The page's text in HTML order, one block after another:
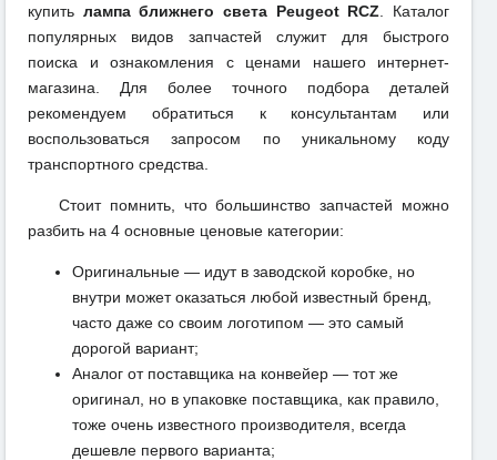
купить лампа ближнего света Peugeot RCZ . Каталог
популярных видов запчастей служит для быстрого
поиска и ознакомления с ценами нашего интернет-
магазина. Для более точного подбора деталей
рекомендуем обратиться к консультантам или
воспользоваться запросом по уникальному коду
транспортного средства.
Стоит помнить, что большинство запчастей можно
разбить на 4 основные ценовые категории:
Оригинальные — идут в заводской коробке, но
внутри может оказаться любой известный бренд,
часто даже со своим логотипом — это самый
дорогой вариант;
Аналог от поставщика на конвейер — тот же
оригинал, но в упаковке поставщика, как правило,
тоже очень известного производителя, всегда
дешевле первого варианта;